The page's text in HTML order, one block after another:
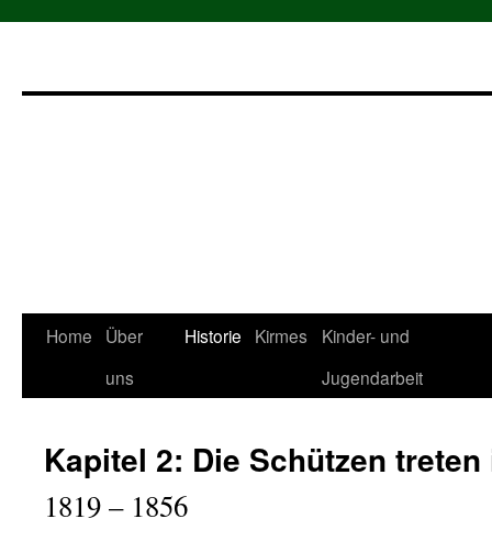
Zum
Home
Über
uns
Historie Kirmes
Kinder- und
Jugendarbeit
Kapitel 2: Die Schützen
1819 – 1856